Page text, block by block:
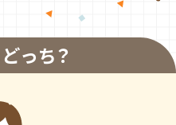
どっち？